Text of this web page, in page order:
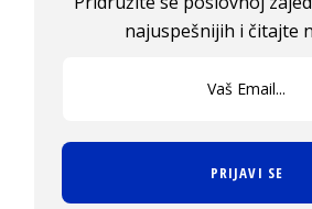
najuspešnijih i čitajte
PRIJAVI SE